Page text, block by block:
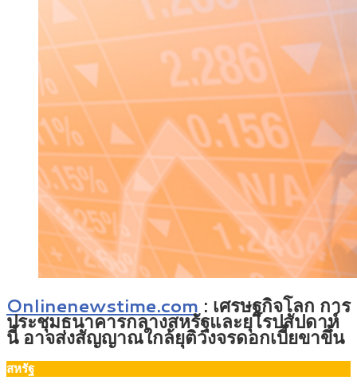
Onlinenewstime.com : เศรษฐกิจโลก การ
ประชุมธนาคารกลางสหรัฐและยุโรปสัปดาห์
นี้ อาจส่งสัญญาณใกล้ยุติวงจรดอกเบี้ยขาขึ้น
สหรัฐ